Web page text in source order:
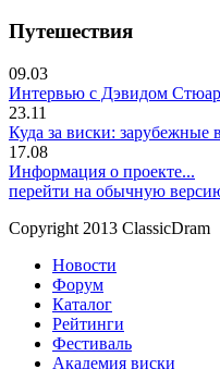
Путешествия
09.03
Интервью с Дэвидом
23.11
Куда за виски: зарубежные
17.08
Информация о проекте...
перейти на обычную
Copyright 2013 ClassicDram
Новости
Форум
Каталог
Рейтинги
Фестиваль
Академия виски